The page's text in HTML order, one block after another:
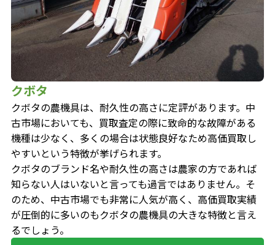
クボタ
クボタの農機具は、 耐久性の高さに定評があります。 中
古市場においても、買取査定の際に致命的な故障がある
機種は少なく、多くの場合は状態良好なため高価買取し
やすいという特徴が挙げられます。
クボタのブランド名や耐久性の高さは農家の方であれば
知らない人はいないと言っても過言ではありません。そ
のため、 中古市場でも非常に人気が高く、高価買取実績
が圧倒的に多いのもクボタの農機具の大きな特徴と言え
るでしょう。